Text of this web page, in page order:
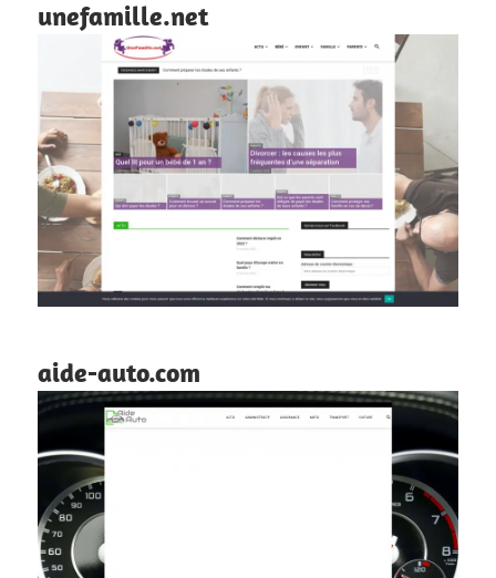
unefamille.net
aide-auto.com